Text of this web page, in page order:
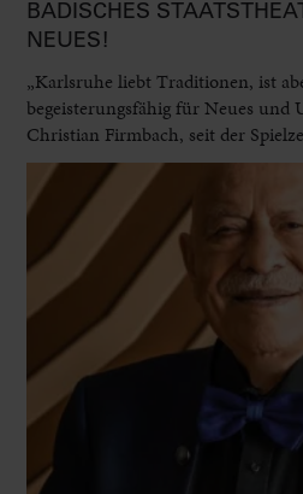
BADISCHES
NEUES!
„Karlsruhe liebt Traditionen, ist
begeisterungsfähig für Neues und
Christian Firmbach, seit der